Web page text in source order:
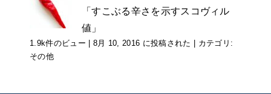
「すこぶる辛さを示すスコヴィル
値」
1.9k件のビュー | 8月 10, 2016 に投稿された | カテゴリ:
その他